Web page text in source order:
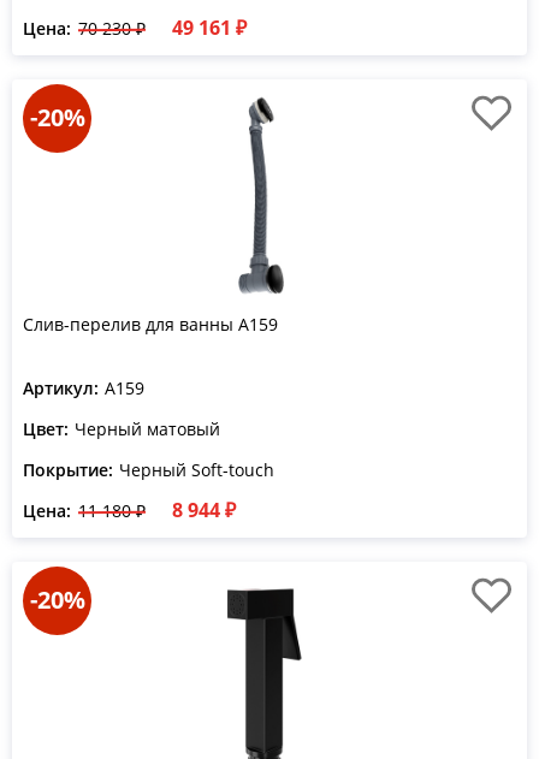
Цена: 70 230 ₽ 49 161 ₽
-20%
Слив-перелив для ванны A159
Артикул: A159
Цвет: Черный матовый
Покрытие: Черный Soft-touch
Цена: 11 180 ₽ 8 944 ₽
-20%